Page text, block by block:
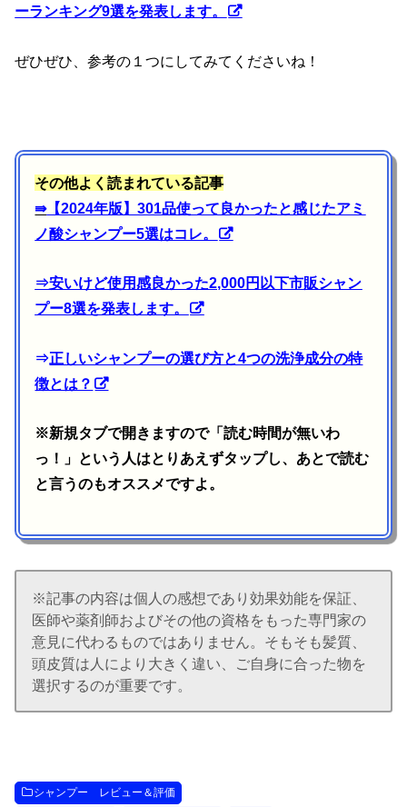
ーランキング9選を発表します。
ぜひぜひ、参考の１つにしてみてくださいね！
その他よく読まれている記事
⇛【2024年版】301品使って良かったと感じたアミ
ノ酸シャンプー5選はコレ。
⇒安いけど使用感良かった2,000円以下市販シャン
プー8選を発表します。
⇒正しいシャンプーの選び方と4つの洗浄成分の特
徴とは？
※新規タブで開きますので「読む時間が無いわ
っ！」という人はとりあえずタップし、あとで読む
と言うのもオススメですよ。
※記事の内容は個人の感想であり効果効能を保証、
医師や薬剤師およびその他の資格をもった専門家の
意見に代わるものではありません。そもそも髪質、
頭皮質は人により大きく違い、ご自身に合った物を
選択するのが重要です。
シャンプー レビュー＆評価